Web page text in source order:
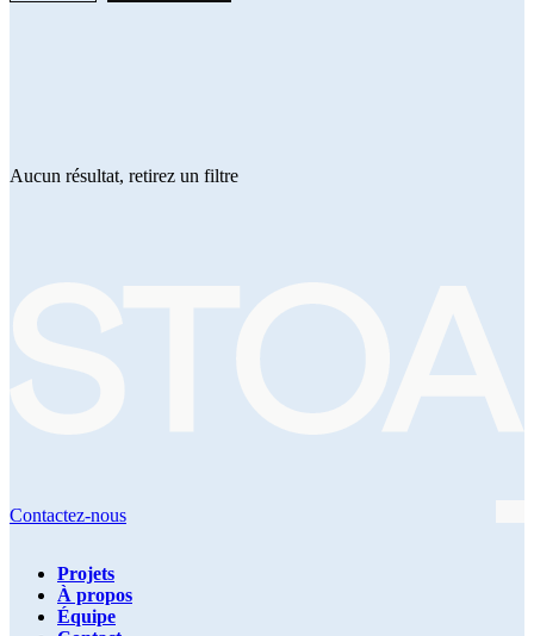
Aucun résultat, retirez un filtre
Contactez-nous
Navigation
Projets
À propos
Équipe